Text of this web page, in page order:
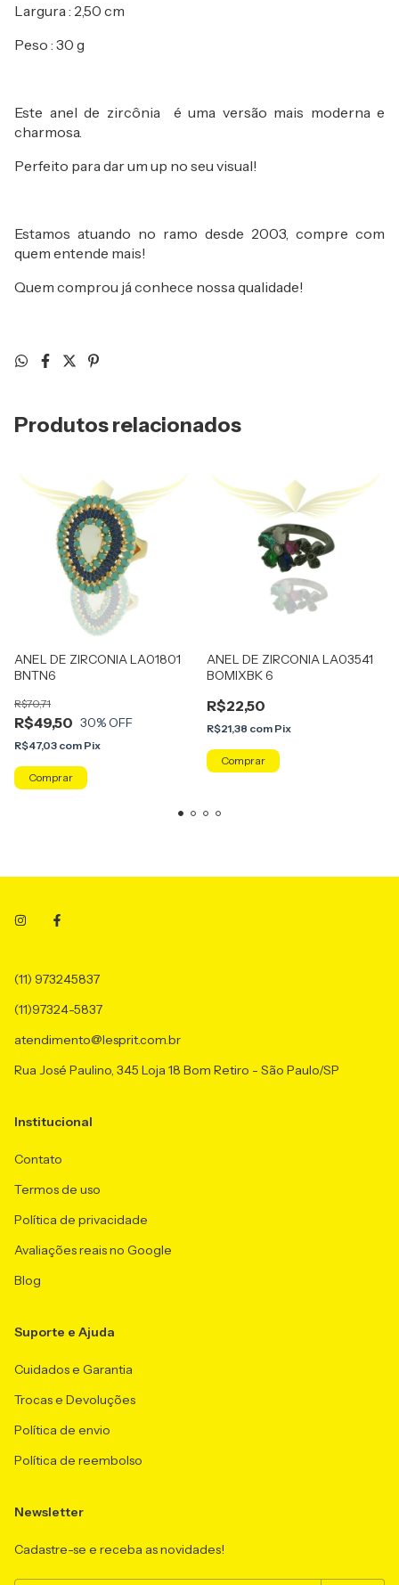
Largura : 2,50 cm
Peso : 30 g
Este anel de zircônia é uma versão mais moderna e
charmosa.
Perfeito para dar um up no seu visual!
Estamos atuando no ramo desde 2003, compre com
quem entende mais!
Quem comprou já conhece nossa qualidade!
Produtos relacionados
ANEL DE ZIRCONIA LA01801
BNTN6
R$49,50
R$70,71
30% OFF
R$47,03 com Pix
Comprar
ANEL DE ZIRCONIA LA03541
BOMIXBK 6
R$22,50
R$21,38 com Pix
Comprar
(11) 973245837
(11)97324-5837
atendimento@lesprit.com.br
Rua José Paulino, 345 Loja 18 Bom Retiro - São Paulo/SP
Institucional
Contato
Termos de uso
Política de privacidade
Avaliações reais no Google
Blog
Suporte e Ajuda
Cuidados e Garantia
Trocas e Devoluções
Política de envio
Política de reembolso
Newsletter
Cadastre-se e receba as novidades!